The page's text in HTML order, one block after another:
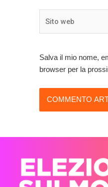
Salva il mio nome,
browser per la